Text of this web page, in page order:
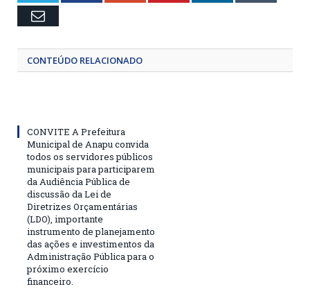
Email
CONTEÚDO RELACIONADO
CONVITE A Prefeitura
Municipal de Anapu convida
todos os servidores públicos
municipais para participarem
da Audiência Pública de
discussão da Lei de
Diretrizes Orçamentárias
(LDO), importante
instrumento de planejamento
das ações e investimentos da
Administração Pública para o
próximo exercício
financeiro.